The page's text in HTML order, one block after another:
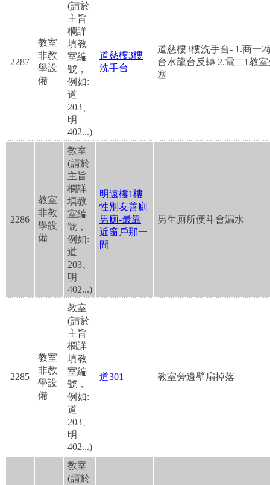
2287
教室
非教
學設
備
(請於
主旨
欄詳
填教
室編
號，
例如:
道
203、
明
402...)
道慈樓3樓
洗手台
道慈樓3樓洗手台- 1.商一2
台水龍台反轉 2.電二1教
塞
2286
教室
非教
學設
備
教室
(請於
主旨
欄詳
填教
室編
號，
例如:
道
203、
明
402...)
明遠樓1樓
性別友善廁
男廁-最靠
近窗戶那一
間
男生廁所便斗會漏水
2285
教室
非教
學設
備
教室
(請於
主旨
欄詳
填教
室編
號，
例如:
道
203、
明
402...)
道301 教室旁邊壁扇掉落
教室
(請於